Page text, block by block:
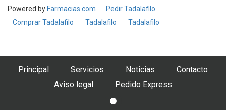
Powered by Farmacias.com
Pedir Tadalafilo
Comprar Tadalafilo
Tadalafilo Tadalafilo
Principal Servicios Noticias
Contacto
Aviso legal
Pedido Express